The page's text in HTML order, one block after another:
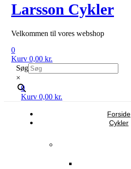
Larsson Cykler
Velkommen til vores webshop
0
Kurv 0,00 kr.
Søg
×
0
Kurv 0,00 kr.
Forside
Cykler